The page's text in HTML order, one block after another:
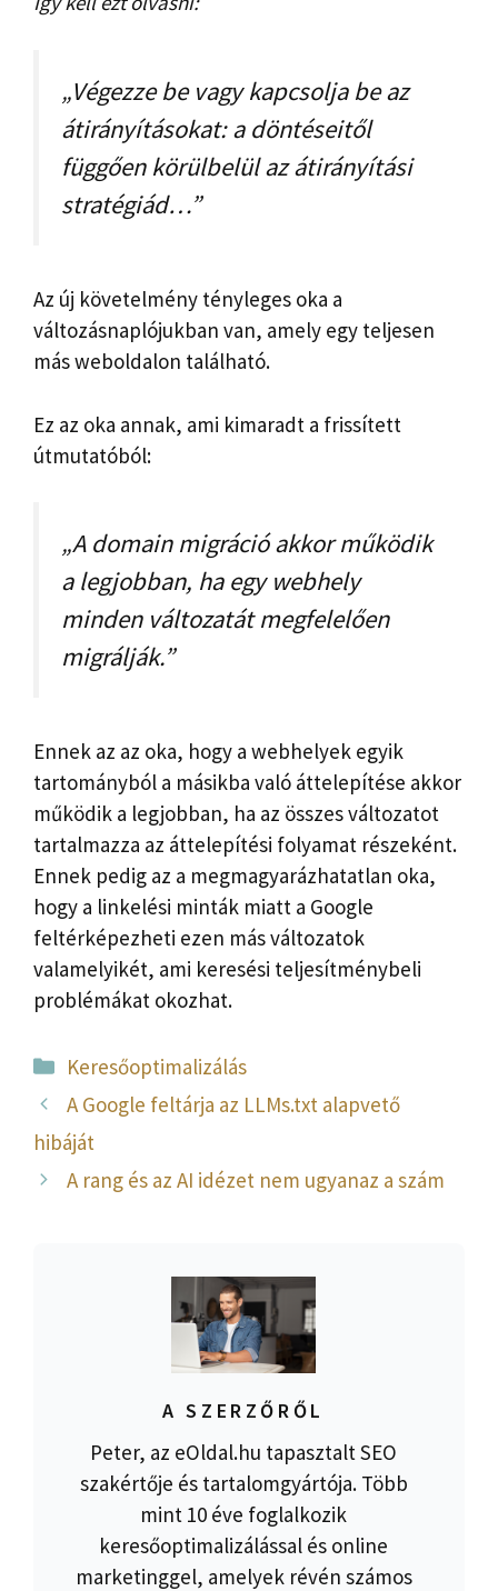
„Végezze be vagy kapcsolja be az
átirányításokat: a döntéseitől
függően körülbelülaz átirányítási
stratégiád…”
Az új követelmény tényleges oka a
változásnaplójukban van, amely egy teljesen
más weboldalon található.
Ez az oka annak, ami kimaradt a frissített
útmutatóból:
„A domain migráció akkor működik
a legjobban, ha egy webhely
minden változatát megfelelően
migrálják.”
Ennek az az oka, hogy a webhelyek egyik
tartományból a másikba való áttelepítése akkor
működik a legjobban, ha az összes változatot
tartalmazza az áttelepítési folyamat részeként.
Ennek pedig az a megmagyarázhatatlan oka,
hogy a linkelési minták miatt a Google
feltérképezheti ezen más változatok
valamelyikét, ami keresési teljesítménybeli
problémákat okozhat.
Kategória
Keresőoptimalizálás
A Google feltárja az LLMs.txt alapvető
hibáját
A rang és az AI idézet nem ugyanaz a szám
A SZERZŐRŐL
Peter, az eOldal.hu tapasztalt SEO
szakértője és tartalomgyártója. Több
mint 10 éve foglalkozik
keresőoptimalizálással és online
marketinggel, amelyek révén számos